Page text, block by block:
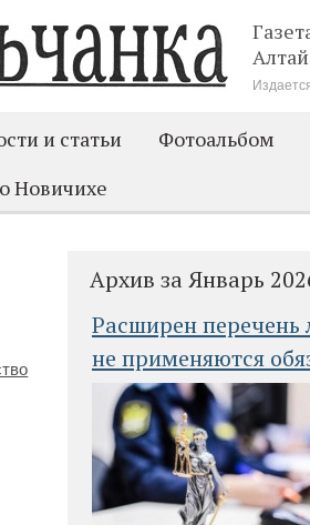
и статьи
Фотоальбом
Новичихе
Архив за Январь
Расширен
не применяются